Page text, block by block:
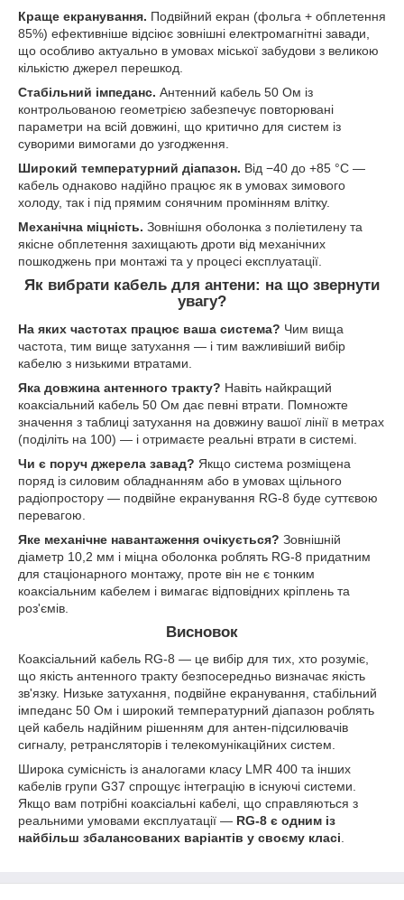
Краще екранування. Подвійний екран (фольга + обплетення
85%) ефективніше відсіює зовнішні електромагнітні завади,
що особливо актуально в умовах міської забудови з великою
кількістю джерел перешкод.
Стабільний імпеданс. Антенний кабель 50 Ом із
контрольованою геометрією забезпечує повторювані
параметри на всій довжині, що критично для систем із
суворими вимогами до узгодження.
Широкий температурний діапазон. Від −40 до +85 °C —
кабель однаково надійно працює як в умовах зимового
холоду, так і під прямим сонячним промінням влітку.
Механічна міцність. Зовнішня оболонка з поліетилену та
якісне обплетення захищають дроти від механічних
пошкоджень при монтажі та у процесі експлуатації.
Як вибрати кабель для антени: на що звернути
увагу?
На яких частотах працює ваша система? Чим вища
частота, тим вище затухання — і тим важливіший вибір
кабелю з низькими втратами.
Яка довжина антенного тракту? Навіть найкращий
коаксіальний кабель 50 Ом дає певні втрати. Помножте
значення з таблиці затухання на довжину вашої лінії в метрах
(поділіть на 100) — і отримаєте реальні втрати в системі.
Чи є поруч джерела завад? Якщо система розміщена
поряд із силовим обладнанням або в умовах щільного
радіопростору — подвійне екранування RG-8 буде суттєвою
перевагою.
Яке механічне навантаження очікується? Зовнішній
діаметр 10,2 мм і міцна оболонка роблять RG-8 придатним
для стаціонарного монтажу, проте він не є тонким
коаксіальним кабелем і вимагає відповідних кріплень та
роз'ємів.
Висновок
Коаксіальний кабель RG-8 — це вибір для тих, хто розуміє,
що якість антенного тракту безпосередньо визначає якість
зв'язку. Низьке затухання, подвійне екранування, стабільний
імпеданс 50 Ом і широкий температурний діапазон роблять
цей кабель надійним рішенням для антен-підсилювачів
сигналу, ретрансляторів і телекомунікаційних систем.
Широка сумісність із аналогами класу LMR 400 та інших
кабелів групи G37 спрощує інтеграцію в існуючі системи.
Якщо вам потрібні коаксіальні кабелі, що справляються з
реальними умовами експлуатації — RG-8 є одним із
найбільш збалансованих варіантів у своєму класі.